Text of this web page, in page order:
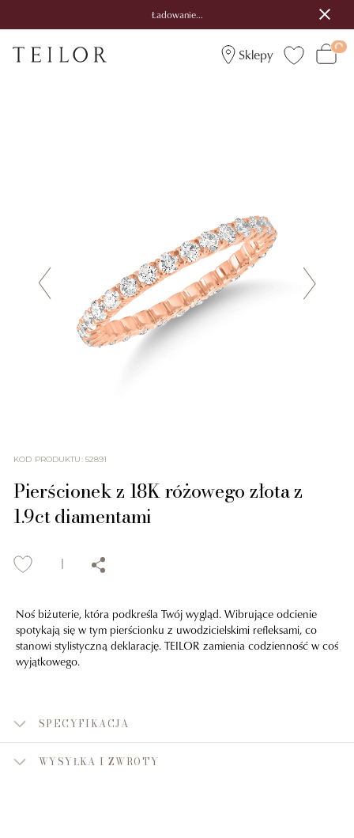
Ładowanie...
Sklepy
KOD PRODUKTU: 52891
Pierścionek z 18K różowego złota z
1.9ct diamentami
Noś biżuterie, która podkreśla Twój wygląd. Wibrujące odcienie
spotykają się w tym pierścionku z uwodzicielskimi refleksami, co
stanowi stylistyczną deklarację. TEILOR zamienia codzienność w coś
wyjątkowego.
SPECYFIKACJA
WYSYŁKA I ZWROTY